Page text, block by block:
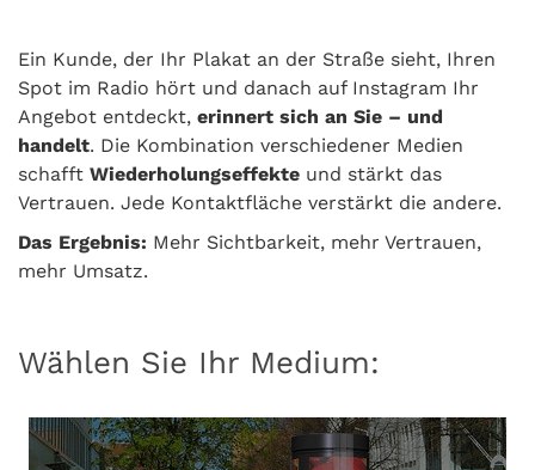
Ein Kunde, der Ihr Plakat an der Straße sieht, Ihren
Spot im Radio hört und danach auf Instagram Ihr
Angebot entdeckt, erinnert sich an Sie – und
handelt. Die Kombination verschiedener Medien
schafft Wiederholungseffekte und stärkt das
Vertrauen. Jede Kontaktfläche verstärkt die andere.
Das Ergebnis: Mehr Sichtbarkeit, mehr Vertrauen,
mehr Umsatz.
Wählen Sie Ihr Medium: